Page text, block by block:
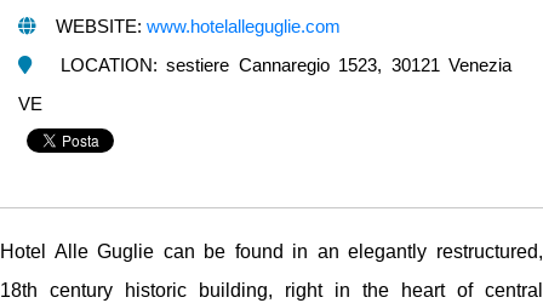
WEBSITE: www.hotelalleguglie.com
LOCATION: sestiere Cannaregio 1523, 30121 Venezia
VE
Hotel Alle Guglie can be found in an elegantly restructured,
18th century historic building, right in the heart of central